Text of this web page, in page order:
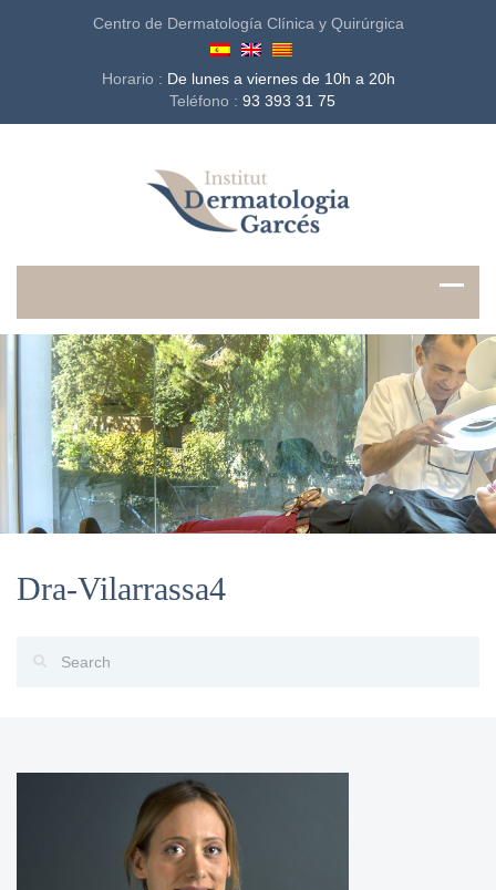
Centro de Dermatología Clínica y Quirúrgica
Horario : De lunes a viernes de 10h a 20h
Teléfono : 93 393 31 75
Dra-Vilarrassa4